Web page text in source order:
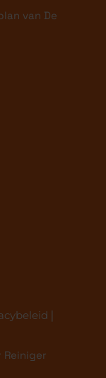
van De
|
Reiniger